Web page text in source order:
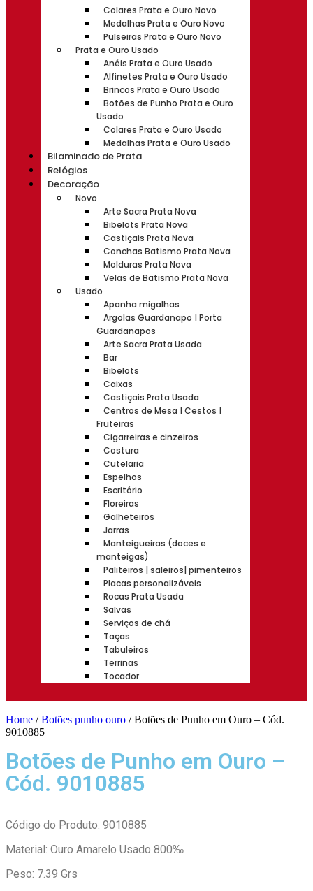
Colares Prata e Ouro Novo
Medalhas Prata e Ouro Novo
Pulseiras Prata e Ouro Novo
Prata e Ouro Usado
Anéis Prata e Ouro Usado
Alfinetes Prata e Ouro Usado
Brincos Prata e Ouro Usado
Botões de Punho Prata e Ouro
Usado
Colares Prata e Ouro Usado
Medalhas Prata e Ouro Usado
Bilaminado de Prata
Relógios
Decoração
Novo
Arte Sacra Prata Nova
Bibelots Prata Nova
Castiçais Prata Nova
Conchas Batismo Prata Nova
Molduras Prata Nova
Velas de Batismo Prata Nova
Usado
Apanha migalhas
Argolas Guardanapo | Porta
Guardanapos
Arte Sacra Prata Usada
Bar
Bibelots
Caixas
Castiçais Prata Usada
Centros de Mesa | Cestos |
Fruteiras
Cigarreiras e cinzeiros
Costura
Cutelaria
Espelhos
Escritório
Floreiras
Galheteiros
Jarras
Manteigueiras (doces e
manteigas)
Paliteiros | saleiros| pimenteiros
Placas personalizáveis
Rocas Prata Usada
Salvas
Serviços de chá
Taças
Tabuleiros
Terrinas
Tocador
Home /Botões punho ouro / Botões de Punho em Ouro – Cód.
9010885
Botões de Punho em Ouro –
Cód. 9010885
Código do Produto: 9010885
Material: Ouro Amarelo Usado 800‰
Peso: 7.39 Grs